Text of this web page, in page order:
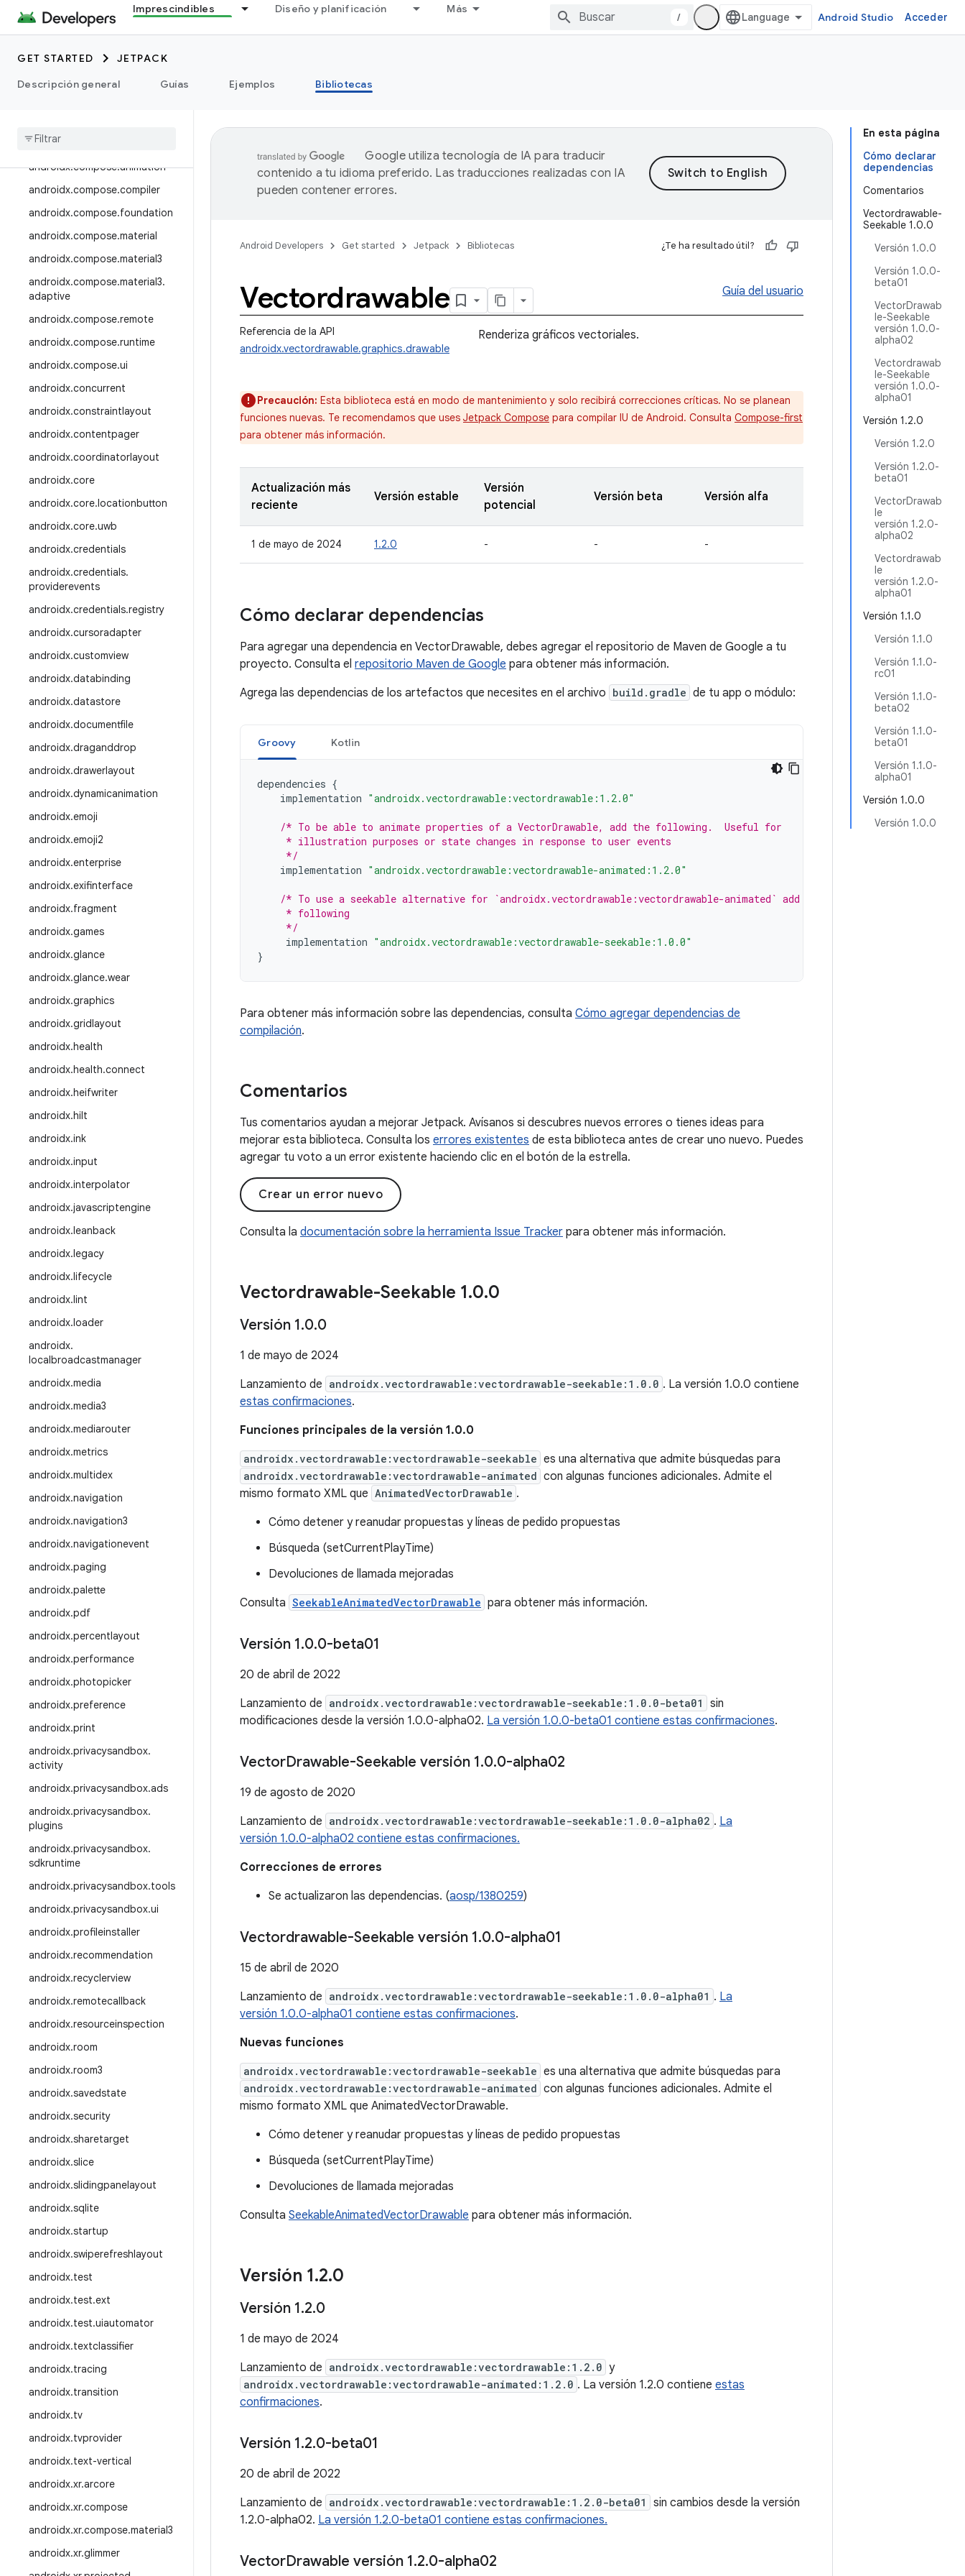
Imprescindibles Diseño y planificación Más
/ Android Studio Acceder
GET STARTED
JETPACK
Descripción general
Guías Ejemplos Bibliotecas
androidx.camera.media3
androidx.camera.viewfinder
androidx.car
androidx
androidx.compose.animation
androidx.compose.compiler
androidx.compose.foundation
androidx.compose.material
androidx.compose.material3
androidx.compose.material3.
adaptive
androidx.compose.remote
androidx.compose.runtime
androidx.compose.ui
androidx.concurrent
androidx.constraintlayout
androidx.contentpager
androidx.coordinatorlayout
androidx.core
androidx.core.locationbutton
androidx.core.uwb
androidx.credentials
androidx.credentials.
providerevents
androidx.credentials.registry
androidx.cursoradapter
androidx.customview
androidx.databinding
androidx.datastore
androidx.documentfile
androidx.draganddrop
androidx.drawerlayout
androidx.dynamicanimation
androidx.emoji
androidx.emoji2
androidx.enterprise
androidx.exifinterface
androidx.fragment
androidx.games
androidx.glance
androidx.glance.wear
androidx.graphics
androidx.gridlayout
androidx.health
androidx.health.connect
androidx.heifwriter
androidx.hilt
androidx.ink
androidx.input
androidx.interpolator
androidx.javascriptengine
androidx.leanback
androidx.legacy
androidx.lifecycle
androidx.lint
androidx.loader
androidx.
localbroadcastmanager
androidx.media
androidx.media3
androidx.mediarouter
androidx.metrics
androidx.multidex
androidx.navigation
androidx.navigation3
androidx.navigationevent
androidx.paging
androidx.palette
androidx.pdf
androidx.percentlayout
androidx.performance
androidx.photopicker
androidx.preference
androidx.print
androidx.privacysandbox.
activity
androidx.privacysandbox.ads
androidx.privacysandbox.
plugins
androidx.privacysandbox.
sdkruntime
androidx.privacysandbox.tools
androidx.privacysandbox.ui
androidx.profileinstaller
androidx.recommendation
androidx.recyclerview
androidx.remotecallback
androidx.resourceinspection
androidx.room
androidx.room3
androidx.savedstate
androidx.security
androidx.sharetarget
androidx.slice
androidx.slidingpanelayout
androidx.sqlite
androidx.startup
androidx.swiperefreshlayout
androidx.test
androidx.test.ext
androidx.test.uiautomator
androidx.textclassifier
androidx.tracing
androidx.transition
androidx.tv
androidx.tvprovider
androidx.text-vertical
androidx.xr.arcore
androidx.xr.compose
androidx.xr.compose.material3
androidx.xr.glimmer
En esta página
Cómo declarar
dependencias
Comentarios
Vectordrawable-
Seekable 1.0.0
Versión 1.0.0
Versión 1.0.0-
beta01
VectorDrawab
le-Seekable
versión 1.0.0-
alpha02
Vectordrawab
le-Seekable
versión 1.0.0-
alpha01
Versión 1.2.0
Versión 1.2.0
Versión 1.2.0-
beta01
VectorDrawab
le
versión 1.2.0-
alpha02
Vectordrawab
le
versión 1.2.0-
alpha01
Versión 1.1.0
Versión 1.1.0
Versión 1.1.0-
rc01
Versión 1.1.0-
beta02
Versión 1.1.0-
beta01
Versión 1.1.0-
alpha01
Versión 1.0.0
Versión 1.0.0
Google utiliza tecnología de IA para traducir
contenido a tu idioma preferido. Las traducciones realizadas con IA
pueden contener errores.
Android Developers Get started Jetpack Bibliotecas ¿Te ha resultado útil?
Vectordrawable Guía del usuario
Referencia de la API
androidx.vectordrawable.graphics.drawable
Renderiza gráficos vectoriales.
Precaución: Esta biblioteca está en modo de mantenimiento y solo recibirá correcciones críticas. No se planean
funciones nuevas. Te recomendamos que uses Jetpack Compose para compilar IU de Android. Consulta Compose-first
para obtener más información.
Actualización más
reciente
Versión estable
Versión
potencial
Versión beta Versión alfa
1 de mayo de 2024 1.2.0 - - -
Cómo declarar dependencias
Para agregar una dependencia en VectorDrawable, debes agregar el repositorio de Maven de Google a tu
proyecto. Consulta el repositorio Maven de Google para obtener más información.
Agrega las dependencias de los artefactos que necesites en el archivo build.gradle de tu app o módulo:
Groovy Kotlin
dependencies {
implementation "androidx.vectordrawable:vectordrawable:1.2.0"
/* To be able to animate properties of a VectorDrawable, add the following.  Useful for
     * illustration purposes or state changes in response to user events
     */
implementation "androidx.vectordrawable:vectordrawable-animated:1.2.0"
/* To use a seekable alternative for `androidx.vectordrawable:vectordrawable-animated` add the
     * following
     */
implementation "androidx.vectordrawable:vectordrawable-seekable:1.0.0"
}
Para obtener más información sobre las dependencias, consulta Cómo agregar dependencias de
compilación.
Comentarios
Tus comentarios ayudan a mejorar Jetpack. Avísanos si descubres nuevos errores o tienes ideas para
mejorar esta biblioteca. Consulta los errores existentes de esta biblioteca antes de crear uno nuevo. Puedes
agregar tu voto a un error existente haciendo clic en el botón de la estrella.
Crear un error nuevo
Consulta la documentación sobre la herramienta Issue Tracker para obtener más información.
Vectordrawable-Seekable 1.0.0
Versión 1.0.0
1 de mayo de 2024
Lanzamiento de androidx.vectordrawable:vectordrawable-seekable:1.0.0 . La versión 1.0.0 contiene
estas confirmaciones.
Funciones principales de la versión 1.0.0
androidx.vectordrawable:vectordrawable-seekable es una alternativa que admite búsquedas para
androidx.vectordrawable:vectordrawable-animated con algunas funciones adicionales. Admite el
mismo formato XML que AnimatedVectorDrawable .
Cómo detener y reanudar propuestas y líneas de pedido propuestas
Búsqueda (setCurrentPlayTime)
Devoluciones de llamada mejoradas
Consulta SeekableAnimatedVectorDrawable para obtener más información.
Versión 1.0.0-beta01
20 de abril de 2022
Lanzamiento de androidx.vectordrawable:vectordrawable-seekable:1.0.0-beta01
sin
modificaciones desde la versión 1.0.0-alpha02. La versión 1.0.0-beta01 contiene estas confirmaciones.
VectorDrawable-Seekable versión 1.0.0-alpha02
19 de agosto de 2020
Lanzamiento de androidx.vectordrawable:vectordrawable-seekable:1.0.0-alpha02 . La
versión 1.0.0-alpha02 contiene estas confirmaciones.
Correcciones de errores
Se actualizaron las dependencias. (aosp/1380259)
Vectordrawable-Seekable versión 1.0.0-alpha01
15 de abril de 2020
Lanzamiento de androidx.vectordrawable:vectordrawable-seekable:1.0.0-alpha01 . La
versión 1.0.0-alpha01 contiene estas confirmaciones.
Nuevas funciones
androidx.vectordrawable:vectordrawable-seekable es una alternativa que admite búsquedas para
androidx.vectordrawable:vectordrawable-animated con algunas funciones adicionales. Admite el
mismo formato XML que AnimatedVectorDrawable.
Cómo detener y reanudar propuestas y líneas de pedido propuestas
Búsqueda (setCurrentPlayTime)
Devoluciones de llamada mejoradas
Consulta SeekableAnimatedVectorDrawable para obtener más información.
Versión 1.2.0
Versión 1.2.0
1 de mayo de 2024
Lanzamiento de androidx.vectordrawable:vectordrawable:1.2.0 y
androidx.vectordrawable:vectordrawable-animated:1.2.0 . La versión 1.2.0 contiene estas
confirmaciones.
Versión 1.2.0-beta01
20 de abril de 2022
Lanzamiento de androidx.vectordrawable:vectordrawable:1.2.0-beta01
sin cambios desde la versión
1.2.0-alpha02. La versión 1.2.0-beta01 contiene estas confirmaciones.
VectorDrawable versión 1.2.0-alpha02